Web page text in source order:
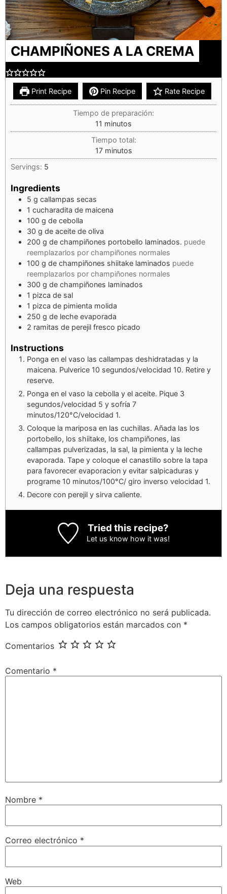
CHAMPIÑONES A LA CREMA
Print Recipe Pin Recipe Rate Recipe
Tiempo de preparación:
11 minutos
Tiempo total:
17 minutos
Servings: 5
Ingredients
5 g callampas secas
1 cucharadita de maicena
100 g de cebolla
30 g de aceite de oliva
200 g de champiñones portobello laminados. puede
reemplazarlos por champiñones normales
100 g de champiñones shiitake laminados puede
reemplazarlos por champiñones normales
300 g de champiñones laminados
1 pizca de sal
1 pizca de pimienta molida
250 g de leche evaporada
2 ramitas de perejil fresco picado
Instructions
Ponga en el vaso las callampas deshidratadas y la
maicena. Pulverice 10 segundos/velocidad 10. Retire y
reserve.
Ponga en el vaso la cebolla y el aceite. Pique 3
segundos/velocidad 5 y sofría 7
minutos/120°C/velocidad 1.
Coloque la mariposa en las cuchillas. Añada las los
portobello, los shiitake, los champiñones, las
callampas pulverizadas, la sal, la pimienta y la leche
evaporada. Tape y coloque el canastillo sobre la tapa
para favorecer evaporacion y evitar salpicaduras y
programe 10 minutos/100°C/ giro inverso velocidad 1.
Decore con perejil y sirva caliente.
Tried this recipe?
Let us know how it was!
Deja una respuesta
Tu dirección de correo electrónico no será publicada.
Los campos obligatorios están marcados con *
Comentarios
Comentario *
Nombre *
Correo electrónico *
Web